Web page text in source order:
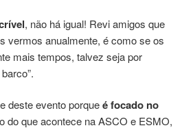
, não há igual! Revi amigos que
vermos anualmente, é como se os
mais tempos, talvez seja por
deste evento porqueé focado no
do que acontece na ASCO e ESMO,